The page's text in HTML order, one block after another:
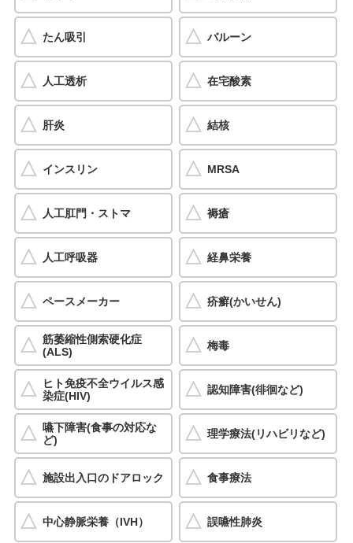
たん吸引 バルーン
人工透析 在宅酸素
肝炎 結核
インスリン MRSA
人工肛門・ストマ 褥瘡
人工呼吸器 経鼻栄養
ペースメーカー 疥癬(かいせん)
筋萎縮性側索硬化症
(ALS)
梅毒
ヒト免疫不全ウイルス感
染症(HIV)
認知障害(徘徊など)
嚥下障害(食事の対応な
ど)
理学療法(リハビリなど)
施設出入口のドアロック 食事療法
中心静脈栄養（IVH） 誤嚥性肺炎